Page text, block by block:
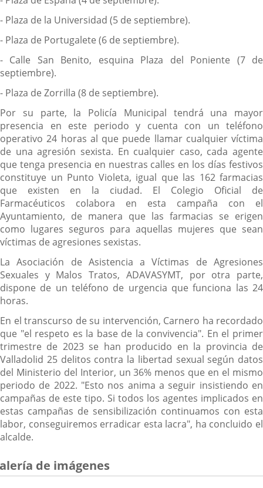
- Plaza de la Universidad (5 de septiembre).
- Plaza de Portugalete (6 de septiembre).
- Calle San Benito, esquina Plaza del Poniente (7 de
septiembre).
- Plaza de Zorrilla (8 de septiembre).
Por su parte, la Policía Municipal tendrá una mayor
presencia en este periodo y cuenta con un teléfono
operativo 24 horas al que puede llamar cualquier víctima
de una agresión sexista. En cualquier caso, cada agente
que tenga presencia en nuestras calles en los días festivos
constituye un Punto Violeta, igual que las 162 farmacias
que existen en la ciudad. El Colegio Oficial de
Farmacéuticos colabora en esta campaña con el
Ayuntamiento, de manera que las farmacias se erigen
como lugares seguros para aquellas mujeres que sean
víctimas de agresiones sexistas.
La Asociación de Asistencia a Víctimas de Agresiones
Sexuales y Malos Tratos, ADAVASYMT, por otra parte,
dispone de un teléfono de urgencia que funciona las 24
horas.
En el transcurso de su intervención, Carnero ha recordado
que "el respeto es la base de la convivencia". En el primer
trimestre de 2023 se han producido en la provincia de
Valladolid 25 delitos contra la libertad sexual según datos
del Ministerio del Interior, un 36% menos que en el mismo
periodo de 2022. "Esto nos anima a seguir insistiendo en
campañas de este tipo. Si todos los agentes implicados en
estas campañas de sensibilización continuamos con esta
labor, conseguiremos erradicar esta lacra", ha concluido el
alcalde.
de imágenes